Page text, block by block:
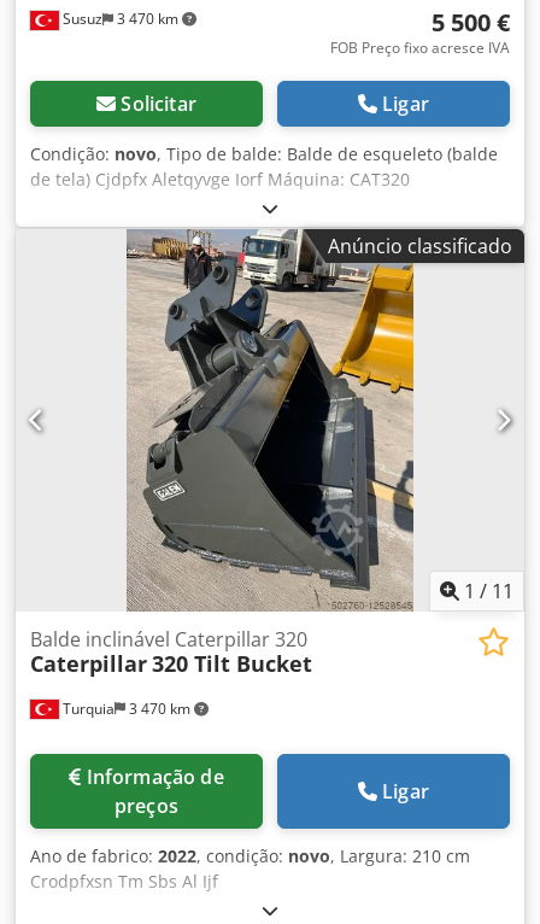
Susuz 3 470 km 5 500 €
FOB Preço fixo acresce IVA
Solicitar Ligar
Condição: novo, Tipo de balde: Balde de esqueleto (balde
de tela) Cjdpfx Aletqyvge Iorf Máquina: CAT320
Comprimento da borda: 1550mm Capacidade: 1.35m^3
Para informações detalhadas e pedidos de informação,
contacte-nos
Anúncio classificado
1 / 11
Turquia 3 470 km
Balde inclinável Caterpillar 320
Caterpillar320 Tilt Bucket
preços
Ligar
Ano de fabrico: 2022, condição: novo, Largura: 210 cm
Crodpfxsn Tm Sbs Al Ijf